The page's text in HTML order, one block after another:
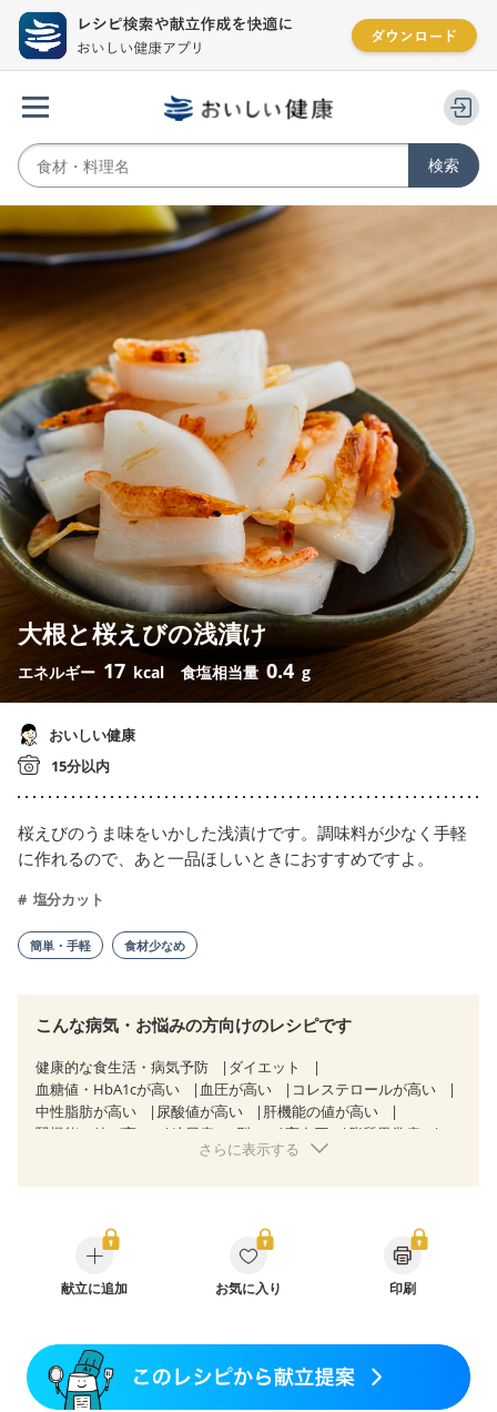
大根と桜えびの浅漬け
エネルギー 17 kcal 食塩相当量 0.4 g
おいしい健康
15分以内
桜えびのうま味をいかした浅漬けです。調味料が少なく手軽
に作れるので、あと一品ほしいときにおすすめですよ。
塩分カット
簡単・手軽 食材少なめ
こんな病気・お悩みの方向けのレシピです
健康的な食生活・病気予防
ダイエット
血糖値・HbA1cが高い
血圧が高い
コレステロールが高い
中性脂肪が高い
尿酸値が高い
肝機能の値が高い
腎機能の値が高い
糖尿病（2型） 高血圧
脂質異常症
胃炎 胃ポリープ
CKD（ステージ１）
CKD（ステージ２）
CKD（ステージ３a）
乳がん（抗がん剤治療中）
乳がん（ホルモン療法中）
乳がん（放射線治療中）
妊婦健診・血圧が気になる（初期）
妊婦健診・血糖値が気になる（初期）
妊娠高血圧(中期)
妊娠糖尿病(初期)
さらに表示する
献立に追加 お気に入り 印刷